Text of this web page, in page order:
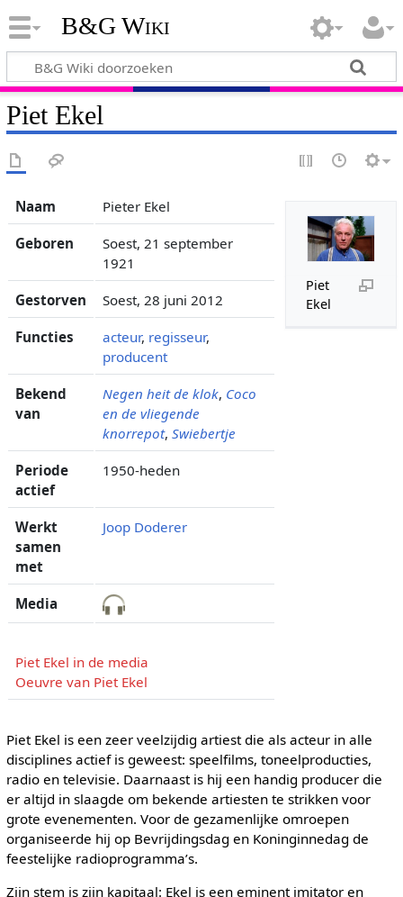
B&G Wiki
Piet Ekel
Piet
Ekel
Naam Pieter Ekel
Geboren
Soest, 21 september
1921
Gestorven Soest, 28 juni 2012
Functies acteur, regisseur,
producent
Bekend
van
Negen heit de klok, Coco
en de vliegende
knorrepot, Swiebertje
Periode
actief
1950-heden
Werkt
samen
met
Joop Doderer
Media
Piet Ekel in de media
Oeuvre van Piet Ekel
Piet Ekel is een zeer veelzijdig artiest die als acteur in alle
disciplines actief is geweest: speelfilms, toneelproducties,
radio en televisie. Daarnaast is hij een handig producer die
er altijd in slaagde om bekende artiesten te strikken voor
grote evenementen. Voor de gezamenlijke omroepen
organiseerde hij op Bevrijdingsdag en Koninginnedag de
feestelijke radioprogramma’s.
Zijn stem is zijn kapitaal: Ekel is een eminent imitator en